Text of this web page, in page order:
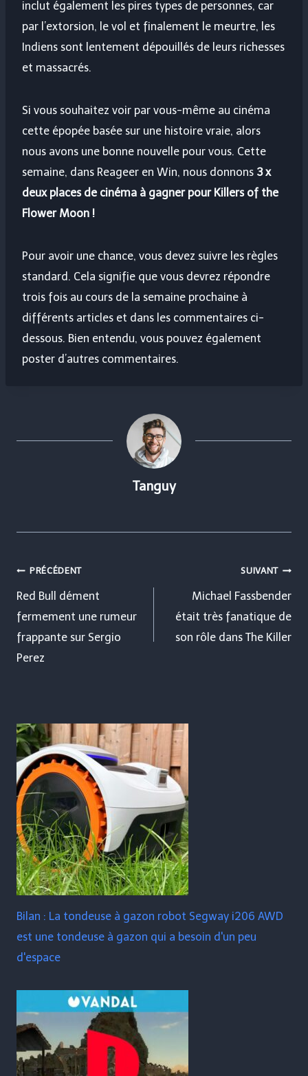
inclut également les pires types de personnes, car
par l’extorsion, le vol et finalement le meurtre, les
Indiens sont lentement dépouillés de leurs richesses
et massacrés.
Si vous souhaitez voir par vous-même au cinéma
cette épopée basée sur une histoire vraie, alors
nous avons une bonne nouvelle pour vous. Cette
semaine, dans Reageer en Win, nous donnons 3 x
deux places de cinéma à gagner pour Killers of the
Flower Moon !
Pour avoir une chance, vous devez suivre les règles
standard. Cela signifie que vous devrez répondre
trois fois au cours de la semaine prochaine à
différents articles et dans les commentaires ci-
dessous. Bien entendu, vous pouvez également
poster d’autres commentaires.
Tanguy
Navigation
de
l’article
PRÉCÉDENT
Red Bull dément
fermement une rumeur
frappante sur Sergio
Perez
SUIVANT
Michael Fassbender
était très fanatique de
son rôle dans The Killer
Bilan : La tondeuse à gazon robot Segway i206 AWD
est une tondeuse à gazon qui a besoin d'un peu
d'espace